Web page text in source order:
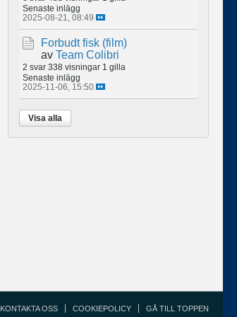
Senaste inlägg
2025-08-21, 08:49
Forbudt fisk (film)
av Team Colibri
2 svar 338 visningar 1 gilla
Senaste inlägg
2025-11-06, 15:50
Visa alla
KONTAKTA OSS COOKIEPOLICY GÅ TILL TOPPEN